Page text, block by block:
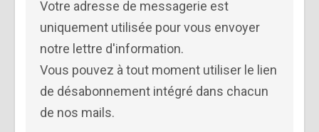
Votre adresse de messagerie est
uniquement utilisée pour vous envoyer
notre lettre d'information.
Vous pouvez à tout moment utiliser le lien
de désabonnement intégré dans chacun
de nos mails.